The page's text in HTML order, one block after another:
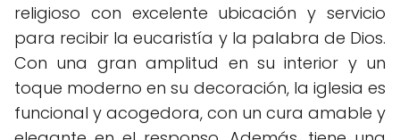
religioso con excelente ubicación y servicio
para recibir la eucaristía y la palabra de Dios.
Con una gran amplitud en su interior y un
toque moderno en su decoración, la iglesia es
funcional y acogedora, con un cura amable y